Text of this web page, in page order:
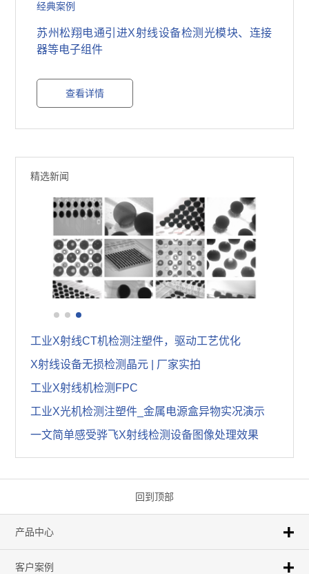
经典案例
苏州松翔电通引进X射线设备检测光模块、连接
器等电子组件
查看详情
精选新闻
工业X射线CT机检测注塑件，驱动工艺优化
X射线设备无损检测晶元 | 厂家实拍
工业X射线机检测FPC
工业X光机检测注塑件_金属电源盒异物实况演示
一文简单感受骅飞X射线检测设备图像处理效果
回到顶部
产品中心
客户案例